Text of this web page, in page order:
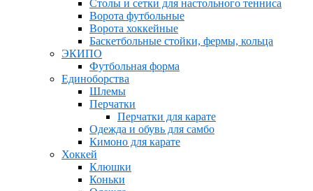
Столы и сетки для настольного тенниса
Ворота футбольные
Ворота хоккейные
Баскетбольные стойки, фермы, кольца
ЭКИПО
Футбольная форма
Единоборства
Шлемы
Перчатки
Перчатки для карате
Одежда и обувь для самбо
Кимоно для карате
Хоккей
Клюшки
Коньки